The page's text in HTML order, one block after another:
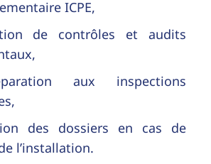
ICPE,
de contrôles et audits
aux inspections
des dossiers en cas de
l’installation.